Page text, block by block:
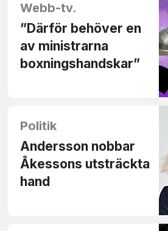
Webb-tv.
”Därför behöver en
av ministrarna
boxnings­handskar”
Politik
Andersson nobbar
Åkessons utsträckta
hand